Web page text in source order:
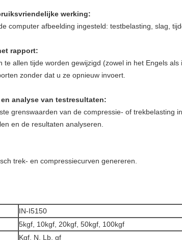
werking:
computer afbeelding ingesteld: testbelasting, slag,
rapport:
allen tijde worden gewijzigd (zowel in het Engels als
zonder dat u ze opnieuw invoert.
analyse van testresultaten:
grenswaarden van de compressie- of trekbelasting
en de resultaten analyseren.
trek- en compressiecurven genereren.
IN-I5150
5kgf, 10kgf, 20kgf, 50kgf, 100kgf
Kgf, N, Lb, gf